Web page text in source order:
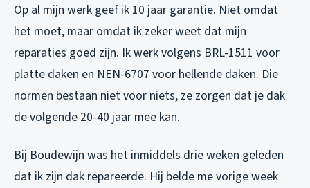
Op al mijn werk geef ik 10 jaar garantie. Niet omdat
het moet, maar omdat ik zeker weet dat mijn
reparaties goed zijn. Ik werk volgens BRL-1511 voor
platte daken en NEN-6707 voor hellende daken. Die
normen bestaan niet voor niets, ze zorgen dat je dak
de volgende 20-40 jaar mee kan.
Bij Boudewijn was het inmiddels drie weken geleden
dat ik zijn dak repareerde. Hij belde me vorige week